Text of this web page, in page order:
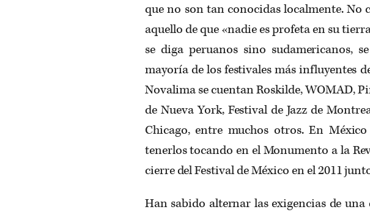
que no son tan conocidas localmente. No
aquello de que «nadie es profeta en su
se diga peruanos sino sudamericanos,
mayoría de los festivales más influyentes
Novalima se cuentan Roskilde, WOMAD,
de Nueva York, Festival de Jazz de
Chicago, entre muchos otros. En
tenerlos tocando en el Monumento a la
cierre del Festival de México en el 2011
Han sabido alternar las exigencias de